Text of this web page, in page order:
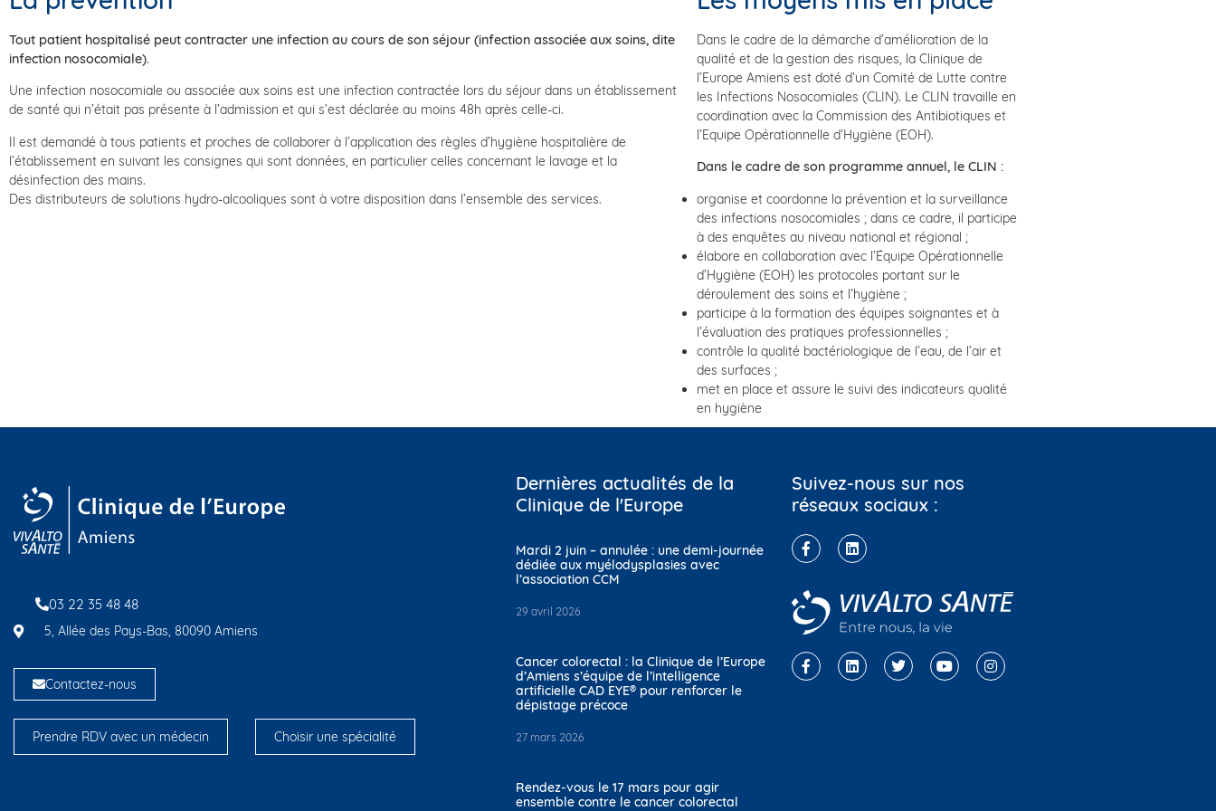
Tout patient hospitalisé peut contracter une infection au cours de son séjour (infection associée aux soins, dite
infection nosocomiale).
Une infection nosocomiale ou associée aux soins est une infection contractée lors du séjour dans un établissement
de santé qui n’était pas présente à l’admission et qui s’est déclarée au moins 48h après celle-ci.
Il est demandé à tous patients et proches de collaborer à l’application des règles d’hygiène hospitalière de
l’établissement en suivant les consignes qui sont données, en particulier celles concernant le lavage et la
désinfection des mains.
Des distributeurs de solutions hydro-alcooliques sont à votre disposition dans l’ensemble des services.
Dans le cadre de la démarche d’amélioration de la
qualité et de la gestion des risques, la Clinique de
l’Europe Amiens est doté d’un Comité de Lutte contre
les Infections Nosocomiales (CLIN). Le CLIN travaille en
coordination avec la Commission des Antibiotiques et
l’Equipe Opérationnelle d’Hygiène (EOH).
Dans le cadre de son programme annuel, le CLIN :
organise et coordonne la prévention et la surveillance
des infections nosocomiales ; dans ce cadre, il participe
à des enquêtes au niveau national et régional ;
élabore en collaboration avec l’Équipe Opérationnelle
d’Hygiène (EOH) les protocoles portant sur le
déroulement des soins et l’hygiène ;
participe à la formation des équipes soignantes et à
l’évaluation des pratiques professionnelles ;
contrôle la qualité bactériologique de l’eau, de l’air et
des surfaces ;
met en place et assure le suivi des indicateurs qualité
en hygiène
03 22 35 48 48
5, Allée des Pays-Bas, 80090 Amiens
Contactez-nous
Prendre RDV avec un médecin Choisir une spécialité
Dernières actualités de la
Clinique de l'Europe
Mardi 2 juin – annulée : une demi-journée
dédiée aux myélodysplasies avec
l’association CCM
29 avril 2026
Cancer colorectal : la Clinique de l’Europe
d’Amiens s’équipe de l’intelligence
artificielle CAD EYE® pour renforcer le
dépistage précoce
27 mars 2026
Rendez-vous le 17 mars pour agir
ensemble contre le cancer colorectal
Suivez-nous sur nos
réseaux sociaux :